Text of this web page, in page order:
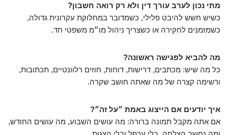
מתי נכון לערב עורך דין ולא רק רואה חשבון?
כשיש חשש להיבט פלילי, כשמדובר במחלוקת עקרונית גדולה,
כשמזמנים לחקירה או כשצריך ניהול מו״מ משפטי חד.
מה להביא לפגישה ראשונה?
כל מה שיש: מכתבים, דרישות, דוחות, חוזים רלוונטיים, תכתובות,
ורשימה קצרה של מה שאתה חושב שקרה.
איך יודעים אם הייצוג באמת ״על זה״?
אם אתה מקבל תמונה ברורה: מה עושים השבוע, מה עושים החודש,